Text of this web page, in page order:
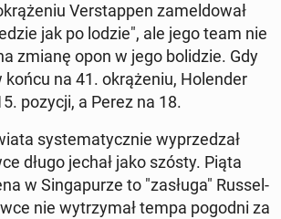
Ver­stap­pen za­mel­do­wał
jak po lodzie", ale jego team nie
zmianę opon w jego bo­li­dzie. Gdy
końcu na 41. okrą­że­niu, Ho­len­der
pozycji, a Perez na 18.
sys­te­ma­tycz­nie wy­prze­dzał
długo jechał jako szósty. Piąta
w Sin­ga­pu­rze to "zasługa" Rus­sel­
nie wy­trzy­mał tempa pogodni za